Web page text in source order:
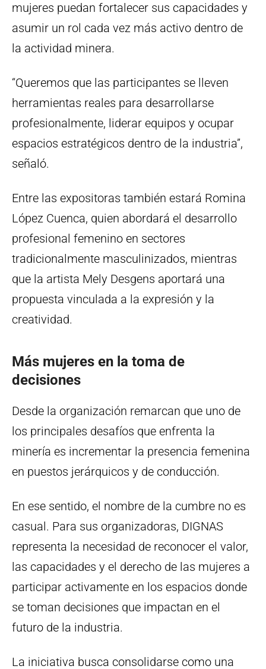
mujeres puedan fortalecer sus capacidades y
asumir un rol cada vez más activo dentro de
la actividad minera.
“Queremos que las participantes se lleven
herramientas reales para desarrollarse
profesionalmente, liderar equipos y ocupar
espacios estratégicos dentro de la industria”,
señaló.
Entre las expositoras también estará Romina
López Cuenca, quien abordará el desarrollo
profesional femenino en sectores
tradicionalmente masculinizados, mientras
que la artista Mely Desgens aportará una
propuesta vinculada a la expresión y la
creatividad.
Más mujeres en la toma de
decisiones
Desde la organización remarcan que uno de
los principales desafíos que enfrenta la
minería es incrementar la presencia femenina
en puestos jerárquicos y de conducción.
En ese sentido, el nombre de la cumbre no es
casual. Para sus organizadoras, DIGNAS
representa la necesidad de reconocer el valor,
las capacidades y el derecho de las mujeres a
participar activamente en los espacios donde
se toman decisiones que impactan en el
futuro de la industria.
La iniciativa busca consolidarse como una